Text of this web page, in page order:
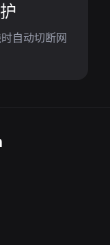
自动切断网